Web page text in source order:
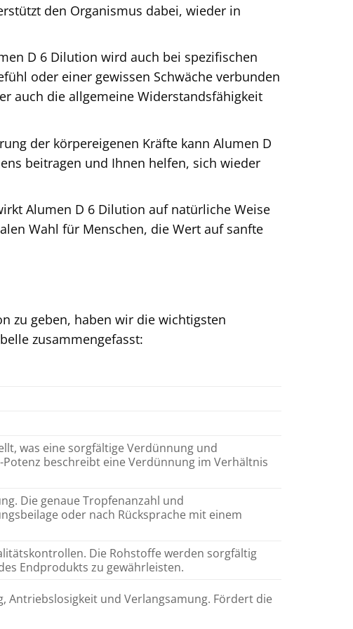
den Organismus dabei, wieder in
D 6 Dilution wird auch bei spezifischen
oder einer gewissen Schwäche verbunden
auch die allgemeine Widerstandsfähigkeit
der körpereigenen Kräfte kann Alumen D
beitragen und Ihnen helfen, sich wieder
Alumen D 6 Dilution auf natürliche Weise
Wahl für Menschen, die Wert auf sanfte
zu geben, haben wir die wichtigsten
zusammengefasst:
was eine sorgfältige Verdünnung und
beschreibt eine Verdünnung im Verhältnis
Die genaue Tropfenanzahl und
oder nach Rücksprache mit einem
Die Rohstoffe werden sorgfältig
Endprodukts zu gewährleisten.
Antriebslosigkeit und Verlangsamung. Fördert die